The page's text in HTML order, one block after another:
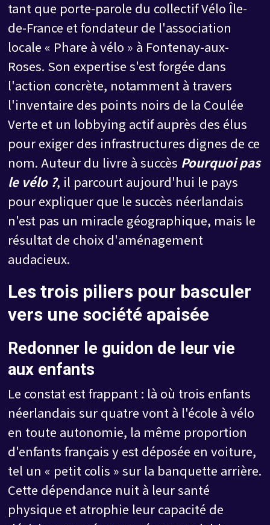
tant que porte-parole du collectif Vélo Île-
de-France et fondateur de l'association
locale « Phare à vélo » à Fontenay-aux-
Roses. Son expertise s'est forgée dans
l'action concrète, notamment à travers
l'inventaire des points noirs de la Coulée
Verte et un lobbying actif auprès des élus
pour exiger des infrastructures dignes de ce
nom. Auteur du livre à succès Pourquoi pas
le vélo ?, il parcourt aujourd'hui le pays
pour expliquer que le succès néerlandais
n'est pas un miracle géographique, mais le
résultat de choix d'aménagement
audacieux.
Les trois piliers pour basculer
vers une société apaisée
Redonner le guidon de leur vie
aux enfants
Le constat est frappant : là où trois enfants
néerlandais sur quatre vont à l'école à vélo
en toute autonomie, la même proportion
d'enfants français y est déposée en voiture,
tel un « petit colis » sur la banquette arrière.
Cette dépendance nuit à leur santé
physique et atrophie leur capacité de